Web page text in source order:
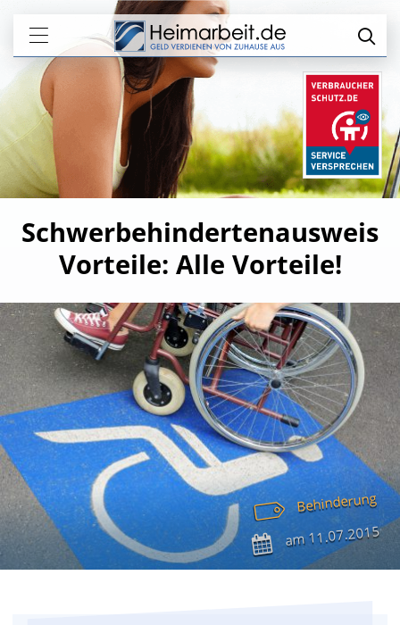
Schwerbehindertenausweis
Vorteile: Alle Vorteile!
Behinderung
am11.07.2015